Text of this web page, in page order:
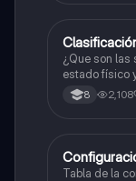
Química
¿Que son las
estado físico
8 2,108
Química
Tabla de la